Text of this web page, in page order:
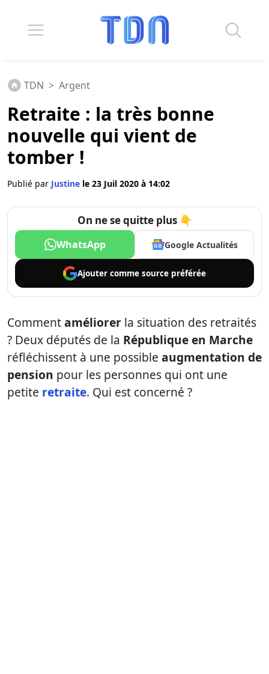
TDN > Argent
Retraite : la très bonne
nouvelle qui vient de
tomber !
Publié par Justine le 23 Juil 2020 à 14:02
On ne se quitte plus 👇
WhatsApp Google Actualités
Ajouter comme source préférée
Commentaméliorer la situation des retraités
? Deux députés de la République en Marche
réfléchissent à une possible augmentation de
pension pour les personnes qui ont une
petite retraite. Qui est concerné ?